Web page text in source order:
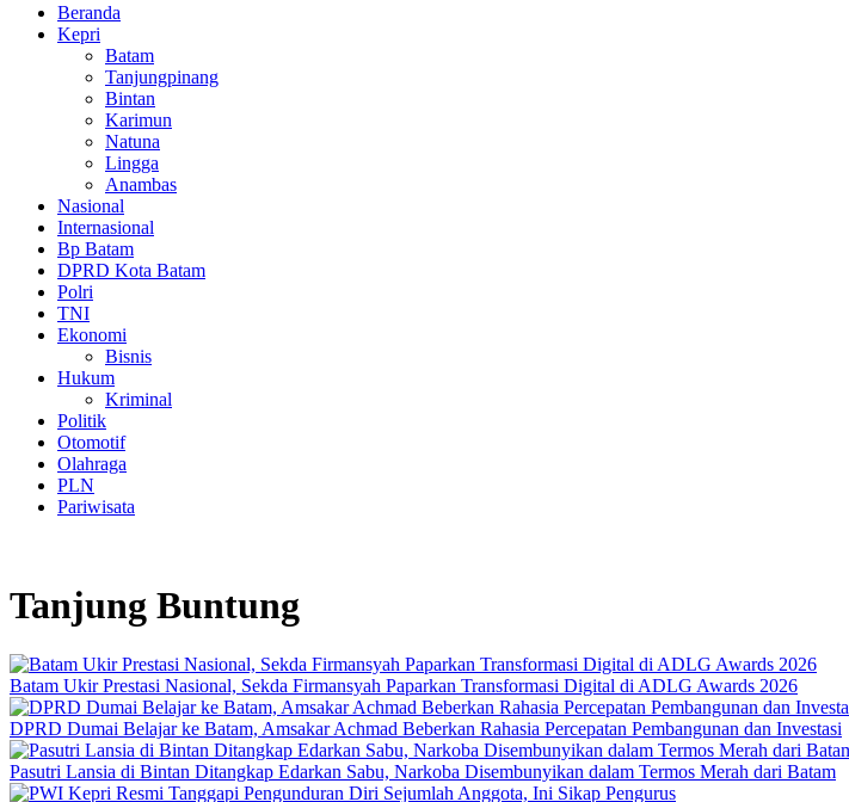
Beranda
Kepri
Batam
Tanjungpinang
Bintan
Karimun
Natuna
Lingga
Anambas
Nasional
Internasional
Bp Batam
DPRD Kota Batam
Polri
TNI
Ekonomi
Bisnis
Hukum
Kriminal
Politik
Otomotif
Olahraga
PLN
Pariwisata
Tanjung Buntung
Batam Ukir Prestasi Nasional, Sekda Firmansyah Paparkan Transformasi Digital di ADLG Awards 2026
DPRD Dumai Belajar ke Batam, Amsakar Achmad Beberkan Rahasia Percepatan Pembangunan dan Investasi
Pasutri Lansia di Bintan Ditangkap Edarkan Sabu, Narkoba Disembunyikan dalam Termos Merah dari Batam